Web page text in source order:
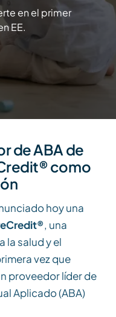
en el primer
EE.
de ABA de
como
hoy una
, una
la salud y el
vez que
proveedor líder de
Aplicado (ABA)